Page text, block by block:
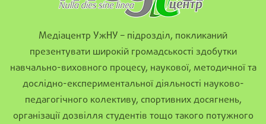
Медіацентр УжНУ – підрозділ, покликаний
презентувати широкій громадськості здобутки
навчально-виховного процесу, наукової, методичної та
дослідно-експериментальної діяльності науково-
педагогічного колективу, спортивних досягнень,
організації дозвілля студентів тощо такого потужного